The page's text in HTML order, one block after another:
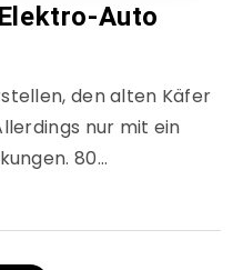
Auto
den alten Käfer
nur mit ein
80…